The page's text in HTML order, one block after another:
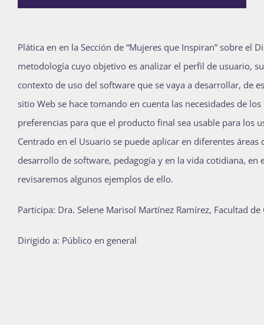
Plática en en la Sección de “Mujeres que Inspiran” sobre el
metodología cuyo objetivo es analizar el perfil de usuario,
contexto de uso del software que se vaya a desarrollar, de
sitio Web se hace tomando en cuenta las necesidades de
preferencias para que el producto final sea usable para los
Centrado en el Usuario se puede aplicar en diferentes
desarrollo de software, pedagogía y en la vida cotidiana, en
revisaremos algunos ejemplos de ello.
Participa: Dra. Selene Marisol Martínez Ramírez, Facultad de
Dirigido a: Público en general